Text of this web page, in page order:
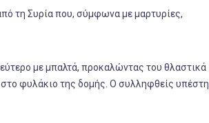
τη Συρία που, σύμφωνα με μαρτυρίες,
με μπαλτά, προκαλώντας του θλαστικά
φυλάκιο της δομής. Ο συλληφθείς υπέστη